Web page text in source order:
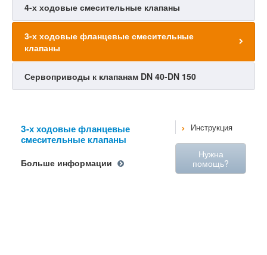
4-х ходовые смесительные клапаны
3-х ходовые фланцевые смесительные
клапаны
Сервоприводы к клапанам DN 40-DN 150
3-х ходовые фланцевые
смесительные клапаны
Больше информации
Инструкция
Нужна
помощь?